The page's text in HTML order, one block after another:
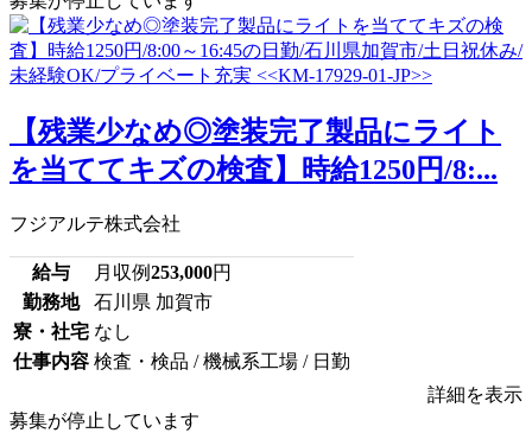
【残業少なめ◎塗装完了製品にライト
を当ててキズの検査】時給1250円/8:...
フジアルテ株式会社
給与 月収例253,000円
勤務地
石川県 加賀市
寮・社宅 なし
仕事内容 検査・検品 / 機械系工場 / 日勤
詳細を表示
募集が停止しています